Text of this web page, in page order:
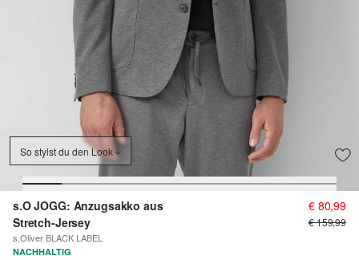
So stylst du den Look
s.O JOGG: Anzugsakko aus
Stretch-Jersey
s.Oliver BLACK LABEL
€ 80,99
€ 159,99
NACHHALTIG